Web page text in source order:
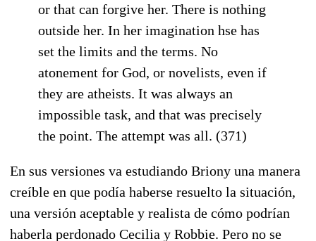
or that can forgive her. There is nothing
outside her. In her imagination hse has
set the limits and the terms. No
atonement for God, or novelists, even if
they are atheists. It was always an
impossible task, and that was precisely
the point. The attempt was all. (371)
En sus versiones va estudiando Briony una manera
creíble en que podía haberse resuelto la situación,
una versión aceptable y realista de cómo podrían
haberla perdonado Cecilia y Robbie. Pero no se